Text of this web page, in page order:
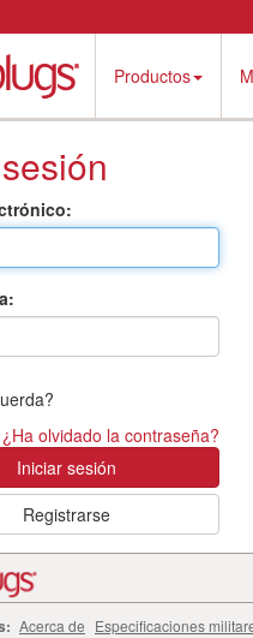
Productos
¿Ha olvidado la contraseña?
Registrarse
Acerca de Especificaciones